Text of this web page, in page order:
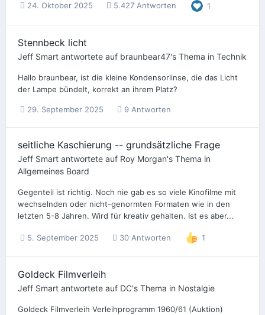
24. Oktober 2025 5.427 Antworten 1
Stennbeck licht
Jeff Smart antwortete auf braunbear47's Thema in Technik
Hallo braunbear, ist die kleine Kondensorlinse, die das Licht
der Lampe bündelt, korrekt an ihrem Platz?
29. September 2025 9 Antworten
seitliche Kaschierung -- grundsätzliche Frage
Jeff Smart antwortete auf Roy Morgan's Thema in
Allgemeines Board
Gegenteil ist richtig. Noch nie gab es so viele Kinofilme mit
wechselnden oder nicht-genormten Formaten wie in den
letzten 5-8 Jahren. Wird für kreativ gehalten. Ist es aber...
5. September 2025 30 Antworten 1
Goldeck Filmverleih
Jeff Smart antwortete auf DC's Thema in Nostalgie
Goldeck Filmverleih Verleihprogramm 1960/61 (Auktion)